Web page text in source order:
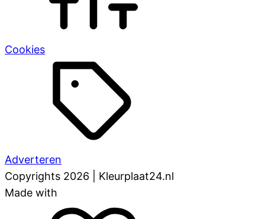
Cookies
Adverteren
Copyrights 2026 | Kleurplaat24.nl
Made with